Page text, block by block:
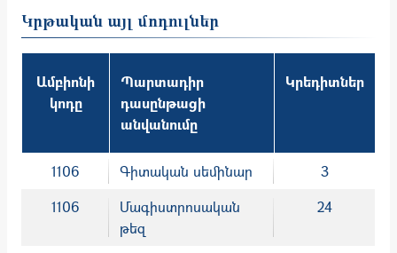
Կրթական այլ մոդուլներ
Ամբիոնի
կոդը
Պարտադիր
դասընթացի
անվանումը
Կրեդիտներ
1106 Գիտական սեմինար
3
1106
Մագիստրոսական
թեզ
24